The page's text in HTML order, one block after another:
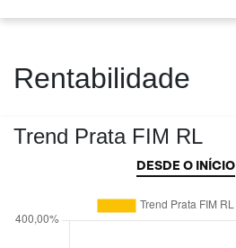
Rentabilidade
Trend Prata FIM RL
DESDE O INÍCIO